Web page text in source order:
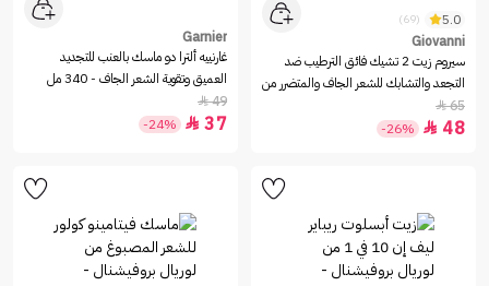
5.0
(69)
Giovanni
سيروم زيت 2 تشيك فائق الترطيب ضد
التجعد والتشابك للشعر الجاف والمتضرر من
جيوفاني - 81مل
65

48

-26%
Garnier
غارنييه ألترا دو ماسك بالعنب للتجديد
العميق وتقوية الشعر الجاف - 340 مل
49

37

-24%